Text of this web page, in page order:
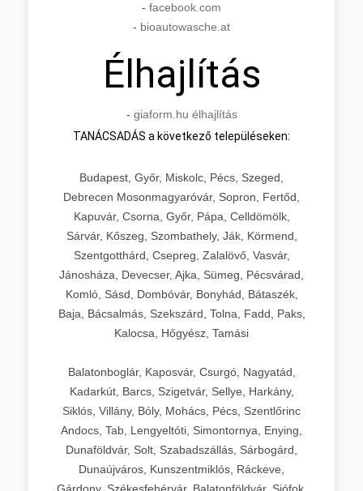
- facebook.com
- bioautowasche.at
Élhajlítás
- giaform.hu élhajlítás
TANÁCSADÁS a következő településeken:
Budapest, Győr, Miskolc, Pécs, Szeged,
Debrecen Mosonmagyaróvár, Sopron, Fertőd,
Kapuvár, Csorna, Győr, Pápa, Celldömölk,
Sárvár, Kőszeg, Szombathely, Ják, Körmend,
Szentgotthárd, Csepreg, Zalalövő, Vasvár,
Jánosháza, Devecser, Ajka, Sümeg, Pécsvárad,
Komló, Sásd, Dombóvár, Bonyhád, Bátaszék,
Baja, Bácsalmás, Szekszárd, Tolna, Fadd, Paks,
Kalocsa, Hőgyész, Tamási
Balatonboglár, Kaposvár, Csurgó, Nagyatád,
Kadarkút, Barcs, Szigetvár, Sellye, Harkány,
Siklós, Villány, Bóly, Mohács, Pécs, Szentlőrinc
Andocs, Tab, Lengyeltóti, Simontornya, Enying,
Dunaföldvár, Solt, Szabadszállás, Sárbogárd,
Dunaújváros, Kunszentmiklós, Ráckeve,